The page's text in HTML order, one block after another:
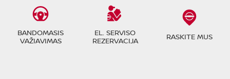
BANDOMASIS
VAŽIAVIMAS
EL. SERVISO
REZERVACIJA
RASKITE MUS